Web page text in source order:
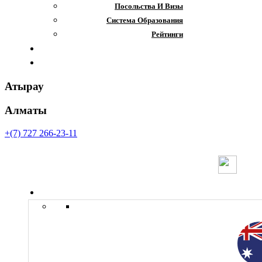
Посольства И Визы
Система Образования
Рейтинги
Атырау
Алматы
+(7) 727 266-23-11